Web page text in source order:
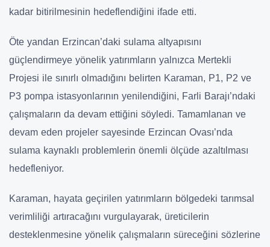
kadar bitirilmesinin hedeflendiğini ifade etti.
Öte yandan Erzincan’daki sulama altyapısını
güçlendirmeye yönelik yatırımların yalnızca Mertekli
Projesi ile sınırlı olmadığını belirten Karaman, P1, P2 ve
P3 pompa istasyonlarının yenilendiğini, Farli Barajı’ndaki
çalışmaların da devam ettiğini söyledi. Tamamlanan ve
devam eden projeler sayesinde Erzincan Ovası’nda
sulama kaynaklı problemlerin önemli ölçüde azaltılması
hedefleniyor.
Karaman, hayata geçirilen yatırımların bölgedeki tarımsal
verimliliği artıracağını vurgulayarak, üreticilerin
desteklenmesine yönelik çalışmaların süreceğini sözlerine